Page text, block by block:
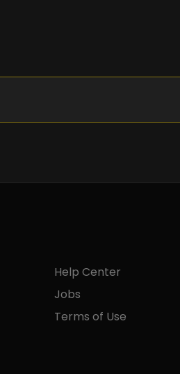
Help Center
Jobs
Terms of Use